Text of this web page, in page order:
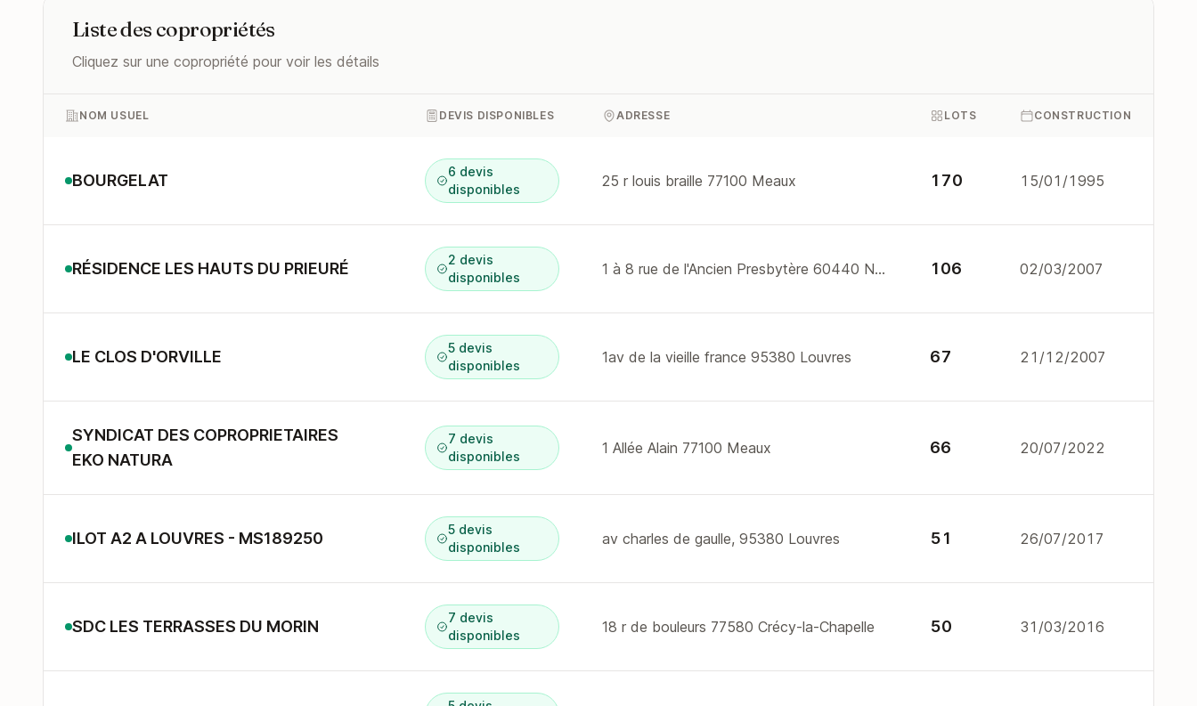
Liste des copropriétés
Cliquez sur une copropriété pour voir les détails
NOM USUEL DEVIS DISPONIBLES ADRESSE LOTS CONSTRUCTION
BOURGELAT
6 devis
disponibles
25 r louis braille 77100 Meaux 170 15/01/1995
RÉSIDENCE LES HAUTS DU PRIEURÉ
2 devis
disponibles
1 à 8 rue de l'Ancien Presbytère 60440 NANTEUIL LE HAUDOUIN 106 02/03/2007
LE CLOS D'ORVILLE
5 devis
disponibles
1av de la vieille france 95380 Louvres 67 21/12/2007
SYNDICAT DES COPROPRIETAIRES
EKO NATURA
7 devis
disponibles
1 Allée Alain 77100 Meaux 66 20/07/2022
ILOT A2 A LOUVRES - MS189250
5 devis
disponibles
av charles de gaulle, 95380 Louvres 51 26/07/2017
SDC LES TERRASSES DU MORIN
7 devis
disponibles
18 r de bouleurs 77580 Crécy-la-Chapelle 50 31/03/2016